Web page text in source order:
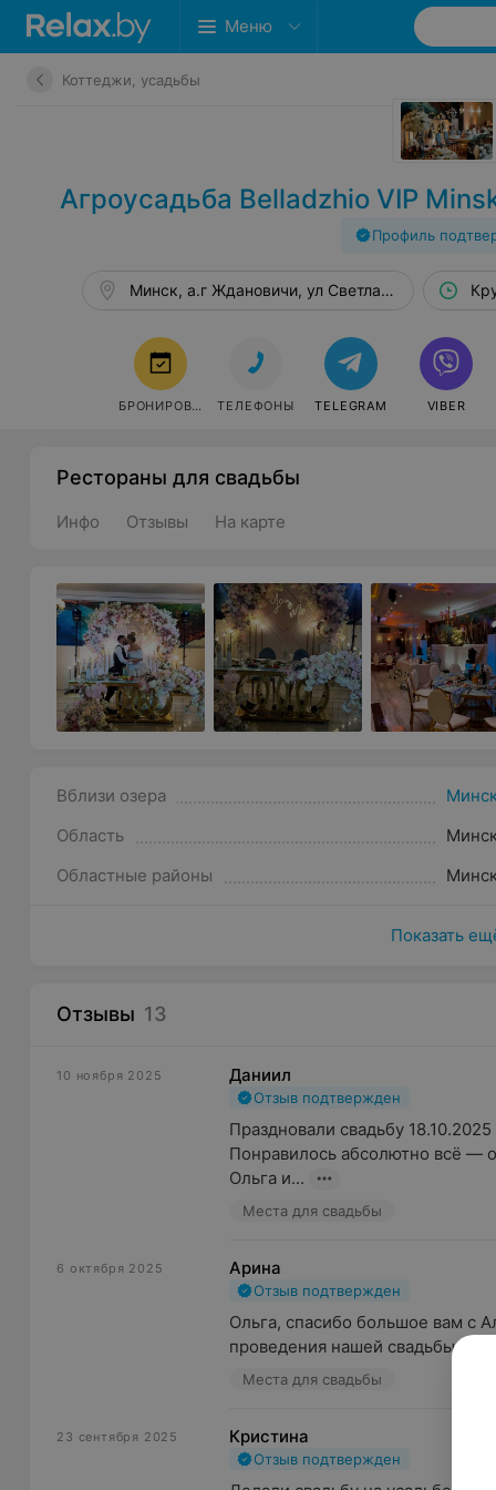
Меню
Коттеджи, усадьбы
Агроусадьба Belladzhio VIP
Профиль
Минск, а.г Ждановичи, ул Светлая, 18
БРОНИРОВАТЬ ТЕЛЕФОНЫ TELEGRAM VIBER
Рестораны для свадьбы
Инфо Отзывы На карте
Вблизи озера
Область
Областные районы
Показать
Отзывы 13
10 ноября 2025 Даниил
Отзыв подтвержден
Праздновали свадьбу
Понравилось абсолютно всё —
Ольга и...
Места для свадьбы
6 октября 2025 Арина
Отзыв подтвержден
Ольга, спасибо большое вам с
проведения нашей свадьбы на
Места для свадьбы
23 сентября 2025 Кристина
Отзыв подтвержден